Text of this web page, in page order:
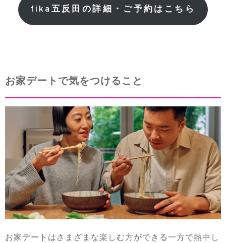
fika五反田の詳細・ご予約はこちら
お家デートで気をつけること
お家デートはさまざまな楽しむ方ができる一方で熱中し